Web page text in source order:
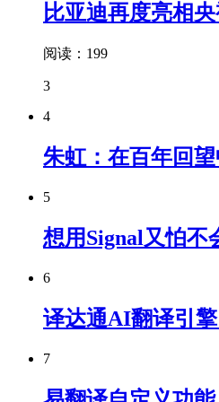
比亚迪再度亮相
阅读：199
3
4
朱虹：在百年回望
5
想用Signal又怕不
6
译达通AI翻译引
7